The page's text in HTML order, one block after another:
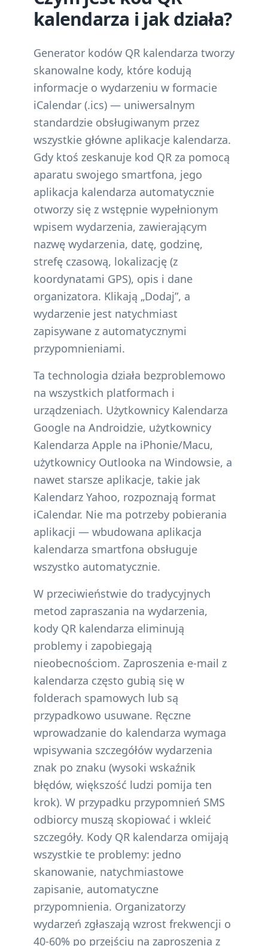
kalendarza i jak działa?
Generator kodów QR kalendarza tworzy
skanowalne kody, które kodują
informacje o wydarzeniu w formacie
iCalendar (.ics) — uniwersalnym
standardzie obsługiwanym przez
wszystkie główne aplikacje kalendarza.
Gdy ktoś zeskanuje kod QR za pomocą
aparatu swojego smartfona, jego
aplikacja kalendarza automatycznie
otworzy się z wstępnie wypełnionym
wpisem wydarzenia, zawierającym
nazwę wydarzenia, datę, godzinę,
strefę czasową, lokalizację (z
koordynatami GPS), opis i dane
organizatora. Klikają „Dodaj”, a
wydarzenie jest natychmiast
zapisywane z automatycznymi
przypomnieniami.
Ta technologia działa bezproblemowo
na wszystkich platformach i
urządzeniach. Użytkownicy Kalendarza
Google na Androidzie, użytkownicy
Kalendarza Apple na iPhonie/Macu,
użytkownicy Outlooka na Windowsie, a
nawet starsze aplikacje, takie jak
Kalendarz Yahoo, rozpoznają format
iCalendar. Nie ma potrzeby pobierania
aplikacji — wbudowana aplikacja
kalendarza smartfona obsługuje
wszystko automatycznie.
W przeciwieństwie do tradycyjnych
metod zapraszania na wydarzenia,
kody QR kalendarza eliminują
problemy i zapobiegają
nieobecnościom. Zaproszenia e-mail z
kalendarza często gubią się w
folderach spamowych lub są
przypadkowo usuwane. Ręczne
wprowadzanie do kalendarza wymaga
wpisywania szczegółów wydarzenia
znak po znaku (wysoki wskaźnik
błędów, większość ludzi pomija ten
krok). W przypadku przypomnień SMS
odbiorcy muszą skopiować i wkleić
szczegóły. Kody QR kalendarza omijają
wszystkie te problemy: jedno
skanowanie, natychmiastowe
zapisanie, automatyczne
przypomnienia. Organizatorzy
wydarzeń zgłaszają wzrost frekwencji o
40-60% po przejściu na zaproszenia z